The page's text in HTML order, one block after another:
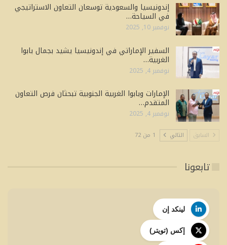
إندونيسيا والسعودية توسعان التعاون الاستراتيجي
في السياحة…
نوفمبر 10, 2025
السفير الإماراتي في إندونيسيا يشيد بجمال بابوا
الغربية…
نوفمبر 4, 2025
الإمارات وبابوا الغربية الجنوبية تبحثان فرص التعاون
المتقدم…
نوفمبر 4, 2025
السابق التالي 1 من 72
تابعونا
لينكد إن
إكس (تويتر)